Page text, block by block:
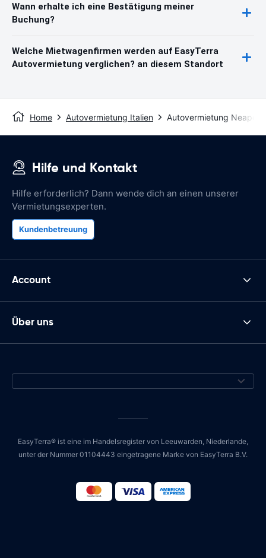
Wann erhalte ich eine Bestätigung meiner
Buchung?
Welche Mietwagenfirmen werden auf EasyTerra
Autovermietung verglichen? an diesem Standort
Home Autovermietung Italien Autovermietung Neapel
Hilfe und Kontakt
Hilfe erforderlich? Dann wende dich an einen unserer
Vermietungsexperten.
Kundenbetreuung
Account
Über uns
EasyTerra® ist eine im Handelsregister von Leeuwarden, Niederlande,
unter der Nummer 01104443 eingetragene Marke von EasyTerra B.V.